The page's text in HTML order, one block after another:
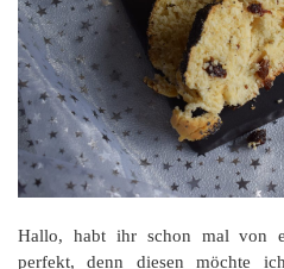
Hallo, habt ihr schon mal von
perfekt, denn diesen möchte